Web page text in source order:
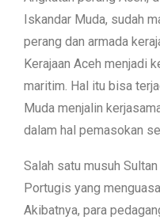
Iskandar Muda, sudah
perang dan armada
Kerajaan Aceh menjadi
maritim. Hal itu bisa
Muda menjalin
dalam hal pemasokan
Salah satu musuh
Portugis yang
Akibatnya, para